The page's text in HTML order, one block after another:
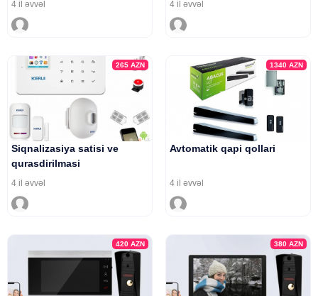
4 il əvvəl 4 il əvvəl
265AZN
Siqnalizasiya satisi ve
qurasdirilmasi
4 il əvvəl
1340 AZN
Avtomatik qapi qollari
4 il əvvəl
420AZN 380 AZN